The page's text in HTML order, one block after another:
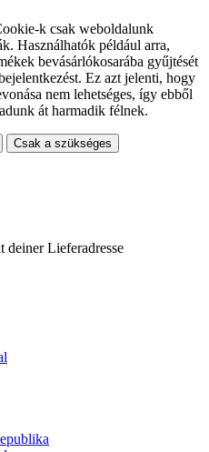
k csak weboldalunk
Használhatók például arra,
bevásárlókosarába gyűjtését
Ez azt jelenti, hogy
nem lehetséges, így ebből
át harmadik félnek.
Csak a szükséges
deiner Lieferadresse